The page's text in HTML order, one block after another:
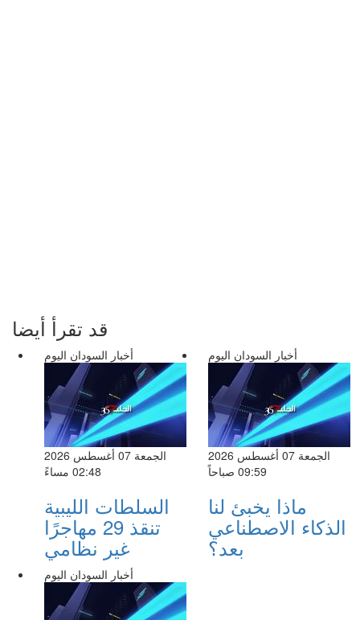
قد تقرأ أيضا
أخبار السودان اليوم
الجمعة 07 أغسطس 2026
02:48 مساءً
السلطات الليبية
تنقذ 29 مهاجرًا
غير نظامي
أخبار السودان اليوم
الجمعة 07 أغسطس 2026
09:59 صباحاً
ماذا يخبئ لنا
الذكاء الاصطناعي
بعد؟
أخبار السودان اليوم